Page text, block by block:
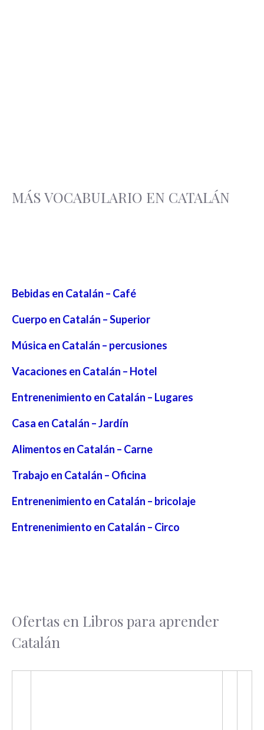
MÁS VOCABULARIO EN CATALÁN
Bebidas en Catalán – Café
Cuerpo en Catalán – Superior
Música en Catalán – percusiones
Vacaciones en Catalán – Hotel
Entrenenimiento en Catalán – Lugares
Casa en Catalán – Jardín
Alimentos en Catalán – Carne
Trabajo en Catalán – Oficina
Entrenenimiento en Catalán – bricolaje
Entrenenimiento en Catalán – Circo
Ofertas en Libros para aprender
Catalán